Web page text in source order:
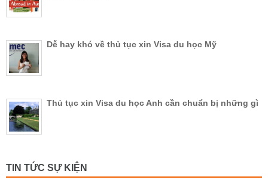
Dễ hay khó về thủ tục xin Visa du học Mỹ
Thủ tục xin Visa du học Anh cần chuẩn bị những gì
TIN TỨC SỰ KIỆN